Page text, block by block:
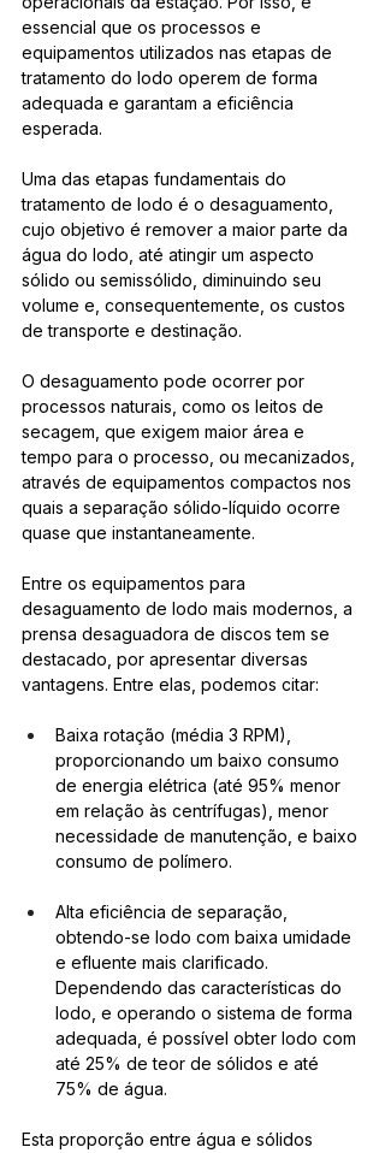
essencial que os processos e
equipamentos utilizados nas etapas de
tratamento do lodo operem de forma
adequada e garantam a eficiência
esperada.
Uma das etapas fundamentais do
tratamento de lodo é o desaguamento,
cujo objetivo é remover a maior parte da
água do lodo, até atingir um aspecto
sólido ou semissólido, diminuindo seu
volume e, consequentemente, os custos
de transporte e destinação.
O desaguamento pode ocorrer por
processos naturais, como os leitos de
secagem, que exigem maior área e
tempo para o processo, ou mecanizados,
através de equipamentos compactos nos
quais a separação sólido-líquido ocorre
quase que instantaneamente.
Entre os equipamentos para
desaguamento de lodo mais modernos, a
prensa desaguadora de discos tem se
destacado, por apresentar diversas
vantagens. Entre elas, podemos citar:
Baixa rotação (média 3 RPM),
proporcionando um baixo consumo
de energia elétrica (até 95% menor
em relação às centrífugas), menor
necessidade de manutenção, e baixo
consumo de polímero.
Alta eficiência de separação,
obtendo-se lodo com baixa umidade
e efluente mais clarificado.
Dependendo das características do
lodo, e operando o sistema de forma
adequada, é possível obter lodo com
até 25% de teor de sólidos e até
75% de água.
Esta proporção entre água e sólidos